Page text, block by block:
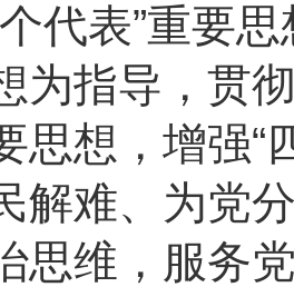
代表”重要
为指导，贯
思想，增强“
解难、为党
思维，服务